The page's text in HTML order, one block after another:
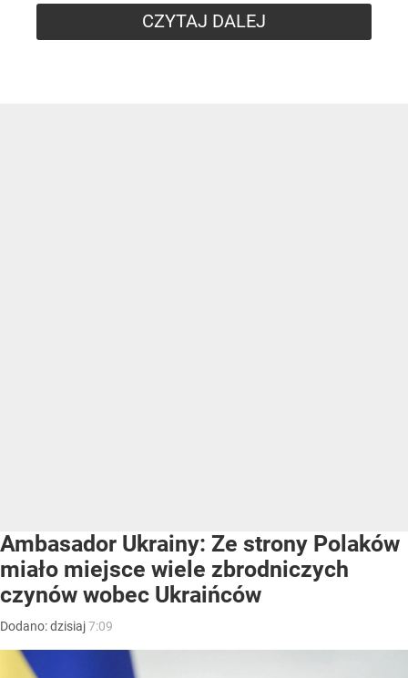
CZYTAJ DALEJ
Ambasador Ukrainy: Ze strony Polaków
miało miejsce wiele zbrodniczych
czynów wobec Ukraińców
Dodano:dzisiaj7:09